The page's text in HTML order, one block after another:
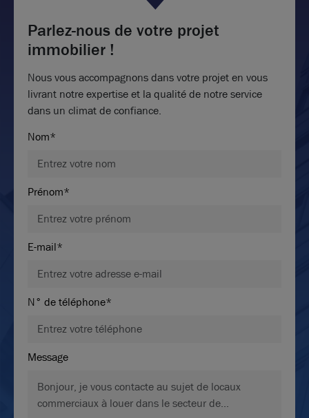
Parlez-nous de votre projet
immobilier !
Nous vous accompagnons dans votre projet en vous
livrant notre expertise et la qualité de notre service
dans un climat de confiance.
Nom*
Prénom*
E-mail*
N° de téléphone*
Message